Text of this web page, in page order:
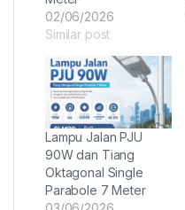
02/06/2026
Similar post
Lampu Jalan PJU
90W dan Tiang
Oktagonal Single
Parabole 7 Meter